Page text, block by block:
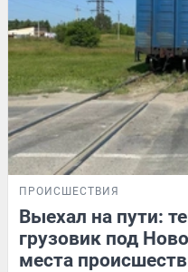
ПРОИСШЕСТВИЯ
Выехал на пути:
грузовик под
места